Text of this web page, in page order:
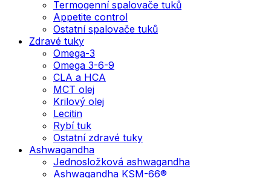
Termogenní spalovače tuků
Appetite control
Ostatní spalovače tuků
Zdravé tuky
Omega-3
Omega 3-6-9
CLA a HCA
MCT olej
Krilový olej
Lecitin
Rybí tuk
Ostatní zdravé tuky
Ashwagandha
Jednosložková ashwagandha
Ashwagandha KSM-66®